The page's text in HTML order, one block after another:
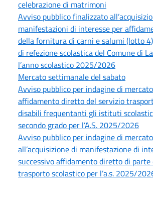
celebrazione di matrimoni
Avviso pubblico finalizzato
manifestazioni di interesse per
della fornitura di carni e salumi (lotto
di refezione scolastica del Comune di
l’anno scolastico 2025/2026
Mercato settimanale del sabato
Avviso pubblico per indagine di
affidamento diretto del servizio
disabili frequentanti gli istituti
secondo grado per l’A.S. 2025/2026
Avviso pubblico per indagine di
all’acquisizione di manifestazione di
successivo affidamento diretto di parte
trasporto scolastico per l’a.s. 2025/